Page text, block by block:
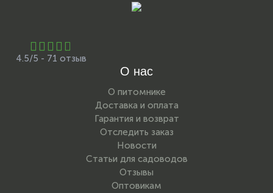
4.5/5 - 71 отзыв
О нас
О питомнике
Доставка и оплата
Гарантия и возврат
Отследить заказ
Новости
Статьи для садоводов
Отзывы
Оптовикам